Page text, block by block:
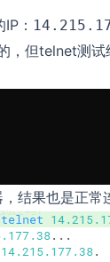
：
，但telnet测试
结果也是正常